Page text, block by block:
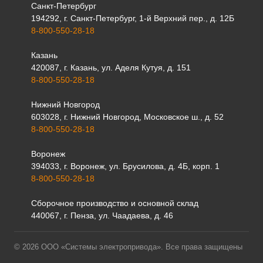
Санкт-Петербург
194292, г. Санкт-Петербург, 1-й Верхний пер., д. 12Б
8-800-550-28-18
Казань
420087, г. Казань, ул. Аделя Кутуя, д. 151
8-800-550-28-18
Нижний Новгород
603028, г. Нижний Новгород, Московское ш., д. 52
8-800-550-28-18
Воронеж
394033, г. Воронеж, ул. Брусилова, д. 4Б, корп. 1
8-800-550-28-18
Сборочное производство и основной склад
440067, г. Пенза, ул. Чаадаева, д. 46
© 2026 ООО «Системы электропривода». Все права защищены